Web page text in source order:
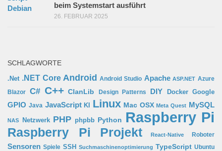
beim Systemstart ausführt
26. FEBRUAR 2025
SCHLAGWORTE
.Net .NET Core Android Android Studio Apache ASP.NET Azure
Blazor C# C++ ClanLib Design Patterns DIY Docker Google
GPIO Java JavaScript KI Linux Mac OSX Meta Quest MySQL
NAS Netzwerk PHP phpbb Python Raspberry Pi
Raspberry Pi Projekt React-Native Roboter
Sensoren Spiele SSH Suchmaschinenoptimierung TypeScript Ubuntu